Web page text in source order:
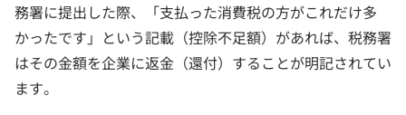
務署に提出した際、「支払った消費税の方がこれだけ多
かったです」という記載（控除不足額）があれば、税務署
はその金額を企業に返金（還付）することが明記されてい
ます。